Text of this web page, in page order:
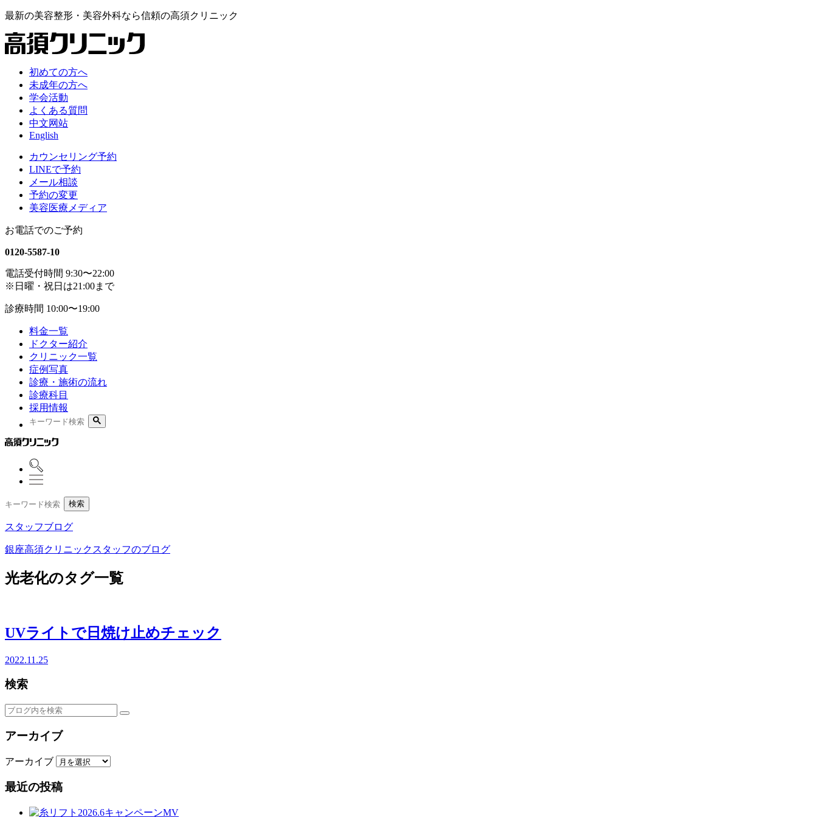
最新の美容整形・美容外科なら信頼の高須クリニック
初めての方へ
未成年の方へ
学会活動
よくある質問
中文网站
English
カウンセリング予約
LINEで予約
メール相談
予約の変更
美容医療メディア
お電話でのご予約
0120-5587-10
電話受付時間 9:30〜22:00
※日曜・祝日は21:00まで
診療時間 10:00〜19:00
料金一覧
ドクター紹介
クリニック一覧
症例写真
診療・施術の流れ
診療科目
採用情報
検索
スタッフブログ
銀座高須クリニックスタッフのブログ
光老化のタグ一覧
UVライトで日焼け止めチェック
2022.11.25
検索
アーカイブ
アーカイブ
最近の投稿